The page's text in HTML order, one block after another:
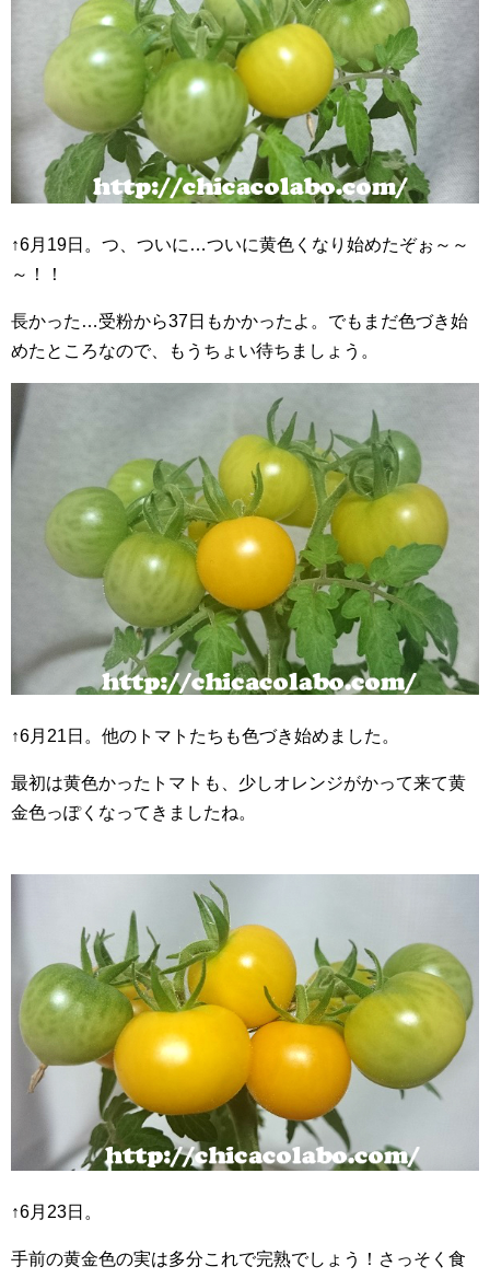
↑6月19日。つ、ついに…ついに黄色くなり始めたぞぉ～～
～！！
長かった…受粉から37日もかかったよ。でもまだ色づき始
めたところなので、もうちょい待ちましょう。
↑6月21日。他のトマトたちも色づき始めました。
最初は黄色かったトマトも、少しオレンジがかって来て黄
金色っぽくなってきましたね。
↑6月23日。
手前の黄金色の実は多分これで完熟でしょう！さっそく食